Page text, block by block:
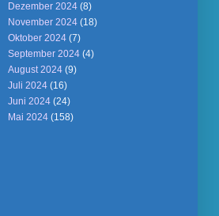
Dezember 2024 (8)
November 2024 (18)
Oktober 2024 (7)
September 2024 (4)
August 2024 (9)
Juli 2024 (16)
Juni 2024 (24)
Mai 2024 (158)